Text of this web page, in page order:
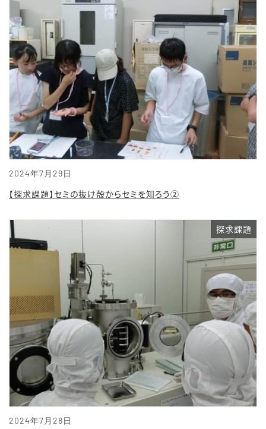
2024年7月29日
【探求課題】セミの抜け殻からセミを知ろう②
2024年7月28日
探求課題